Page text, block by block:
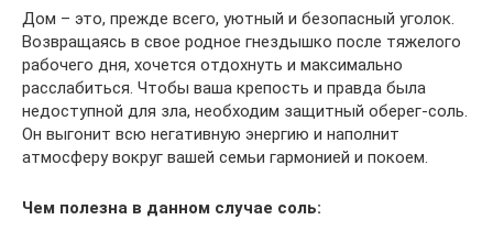
Дом – это, прежде всего, уютный и безопасный уголок.
Возвращаясь в свое родное гнездышко после тяжелого
рабочего дня, хочется отдохнуть и максимально
расслабиться. Чтобы ваша крепость и правда была
недоступной для зла, необходим защитный оберег-соль.
Он выгонит всю негативную энергию и наполнит
атмосферу вокруг вашей семьи гармонией и покоем.
Чем полезна в данном случае соль: